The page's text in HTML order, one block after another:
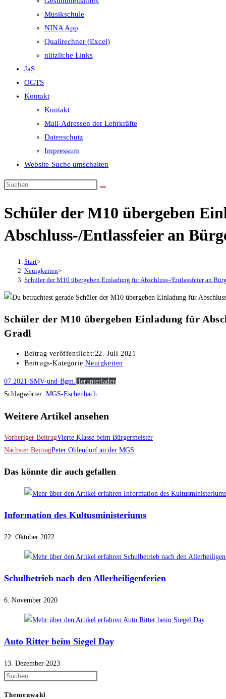
Musikschule
NINA App
Qualirechner (Excel)
nützliche Links
JaS
OGTS
Kontakt
Kontakt
Mail-Adressen der Lehrkräfte
Datenschutz
Impressum
Website-Suche umschalten
Schüler der M10 übergeben
Abschluss-/Entlassfeier an
Start>
Neuigkeiten>
Schüler der M10 übergeben Einladung für Abschluss-/Entlassfeier an
Schüler der M10 übergeben Einladung für
Gradl
Beitrag veröffentlicht:22. Juli 2021
Beitrags-Kategorie:Neuigkeiten
07.2021-SMV-und-Bgm.Herunterladen
Schlagwörter: MGS-Eschenbach
Weitere Artikel ansehen
Vorheriger BeitragVierte Klasse beim Bürgermeister
Nächster BeitragPeter Ohlendorf an der MGS
Das könnte dir auch gefallen
Information des Kultusministeriums
22. Oktober 2022
Schulbetrieb nach den Allerheiligenferien
6. November 2020
Auto Ritter beim Siegel Day
13. Dezember 2023
Themenwahl